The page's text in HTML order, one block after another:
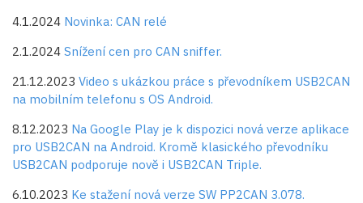
4.1.2024 Novinka: CAN relé
2.1.2024 Snížení cen pro CAN sniffer.
21.12.2023 Video s ukázkou práce s převodníkem USB2CAN
na mobilním telefonu s OS Android.
8.12.2023 Na Google Play je k dispozici nová verze aplikace
pro USB2CAN na Android. Kromě klasického převodníku
USB2CAN podporuje nově i USB2CAN Triple.
6.10.2023 Ke stažení nová verze SW PP2CAN 3.078.